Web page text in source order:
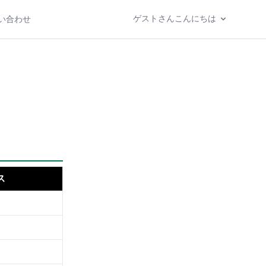
合わせ ゲストさんこんにちは